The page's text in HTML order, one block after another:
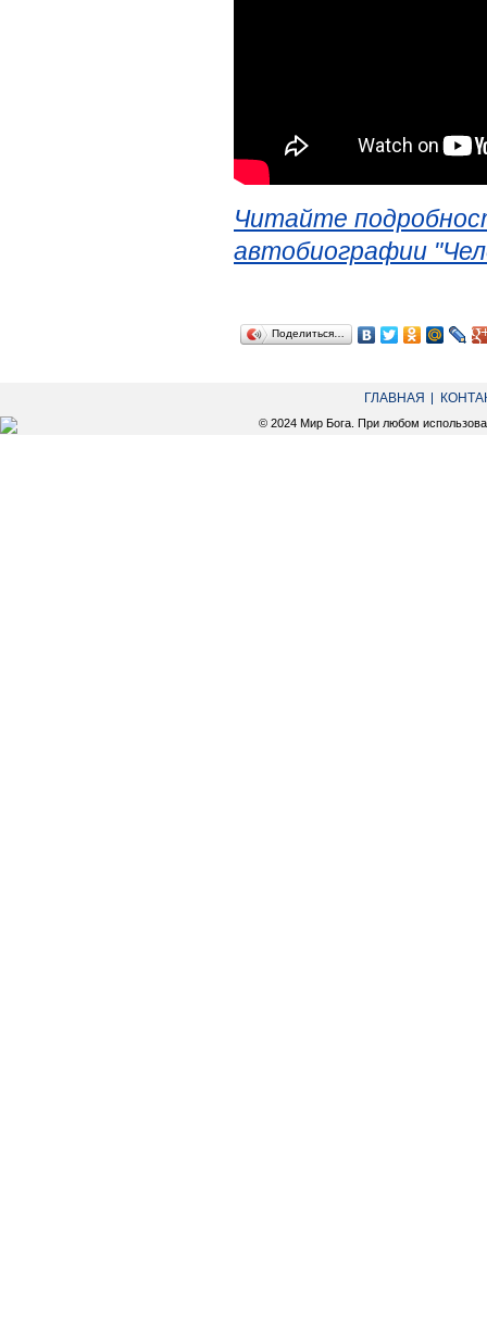
Читайте
автобиографии
Поделиться…
ГЛАВНАЯ
© 2024 Мир Бога. При любом